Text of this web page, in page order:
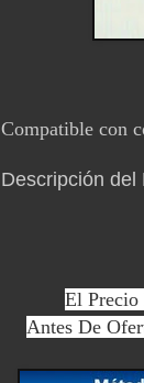
Compatible con
Descripción del
El
Antes De